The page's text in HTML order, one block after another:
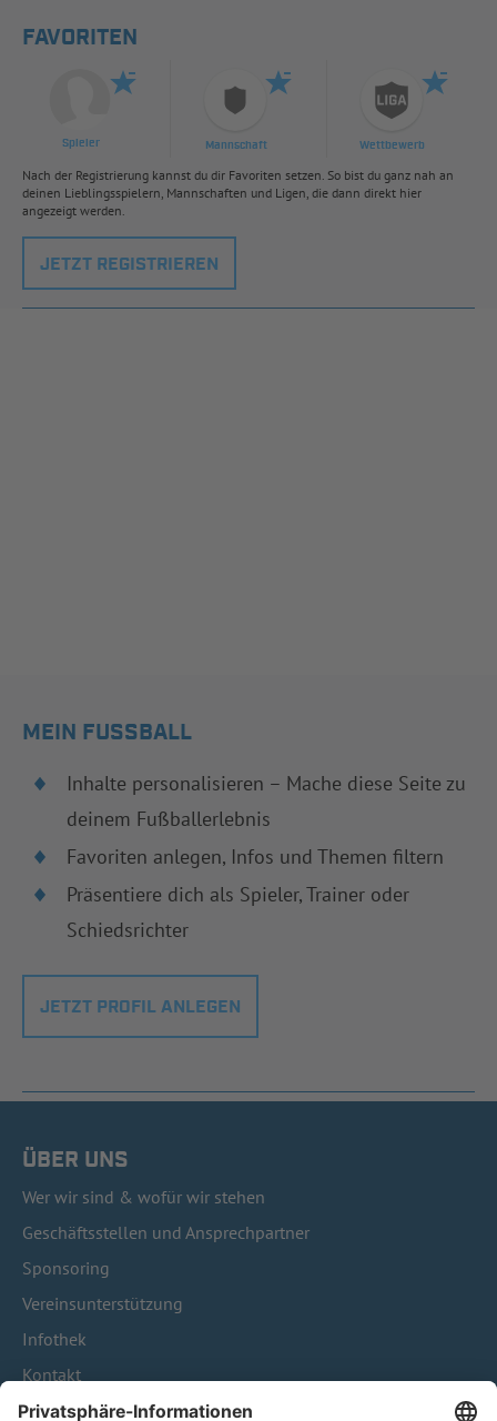
FAVORITEN
Spieler Mannschaft Wettbewerb
Nach der Registrierung kannst du dir Favoriten setzen. So bist du ganz nah an
deinen Lieblingsspielern, Mannschaften und Ligen, die dann direkt hier
angezeigt werden.
JETZT REGISTRIEREN
MEIN FUSSBALL
Inhalte personalisieren – Mache diese Seite zu
deinem Fußballerlebnis
Favoriten anlegen, Infos und Themen filtern
Präsentiere dich als Spieler, Trainer oder
Schiedsrichter
JETZT PROFIL ANLEGEN
ÜBER UNS
Wer wir sind & wofür wir stehen
Geschäftsstellen und Ansprechpartner
Sponsoring
Vereinsunterstützung
Infothek
Kontakt